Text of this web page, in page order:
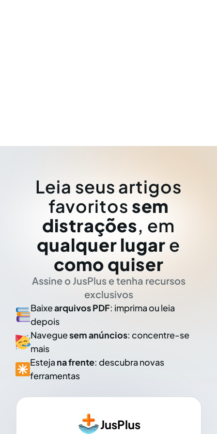
Leia seus artigos
favoritos sem
distrações, em
qualquer lugar e
como quiser
Assine o JusPlus e tenha recursos
exclusivos
Baixearquivos PDF: imprima ou leia
depois
Naveguesem anúncios: concentre-se
mais
Esteja na frente: descubra novas
ferramentas
JusPlus